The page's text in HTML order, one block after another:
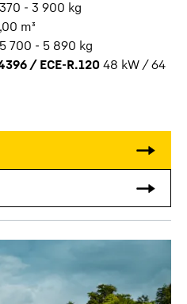
- 3 900 kg
m³
5 700 - 5 890 kg
/ ECE-R.120 48 kW / 64